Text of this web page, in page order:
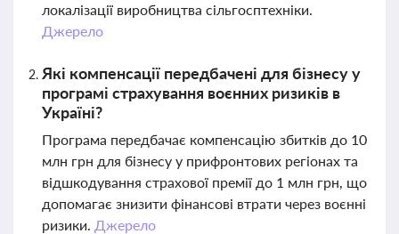
локалізації виробництва сільгосптехніки.
Джерело
Які компенсації передбачені для бізнесу у
програмі страхування воєнних ризиків в
Україні?
Програма передбачає компенсацію збитків до 10
млн грн для бізнесу у прифронтових регіонах та
відшкодування страхової премії до 1 млн грн, що
допомагає знизити фінансові втрати через воєнні
ризики. Джерело